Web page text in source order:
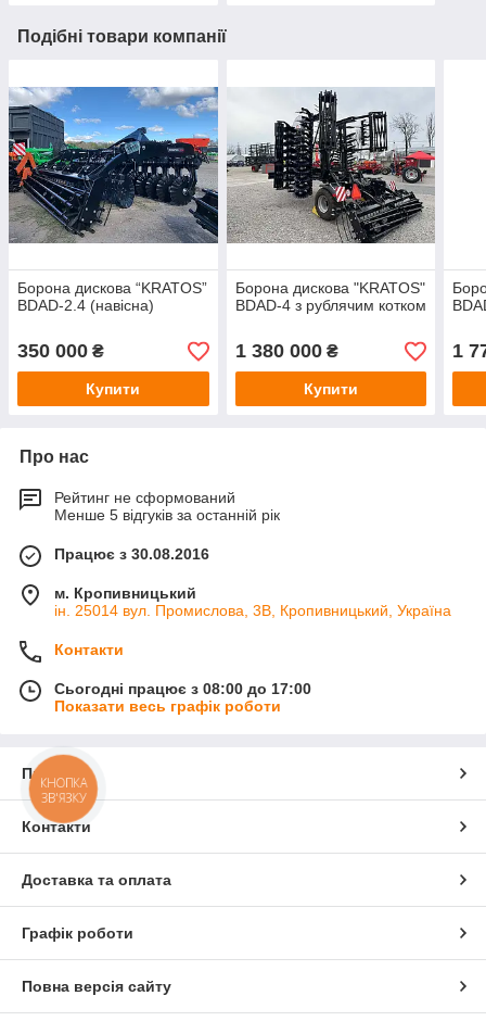
Подібні товари компанії
Борона дискова “KRATOS”
BDAD-2.4 (навісна)
350 000 ₴
Купити
Борона дискова "KRATOS"
BDAD-4 з рублячим котком
1 380 000₴
Купити
1
Про нас
Рейтинг не сформований
Менше 5 відгуків за останній рік
Працює з 30.08.2016
м. Кропивницький
ін. 25014 вул. Промислова, 3В, Кропивницький, Україна
Контакти
Сьогодні працює з 08:00 до 17:00
Показати весь графік роботи
Про нас
Контакти
Доставка та оплата
Графік роботи
Повна версія сайту
КНОПКА
ЗВ'ЯЗКУ